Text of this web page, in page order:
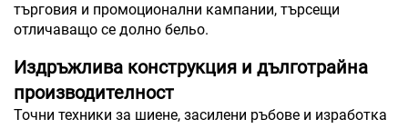
търговия и промоционални кампании, търсещи
отличаващо се долно бельо.
Издръжлива конструкция и дълготрайна
производителност
Точни техники за шиене, засилени ръбове и изработка